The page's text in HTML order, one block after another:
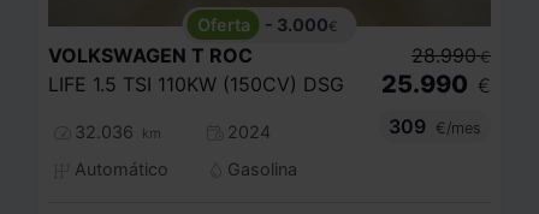
- 3.000€
VOLKSWAGEN T ROC
LIFE 1.5 TSI 110KW (150CV) DSG
32.036 km
2024
Automático
Gasolina
28.990 €
25.990 €
309
€/mes